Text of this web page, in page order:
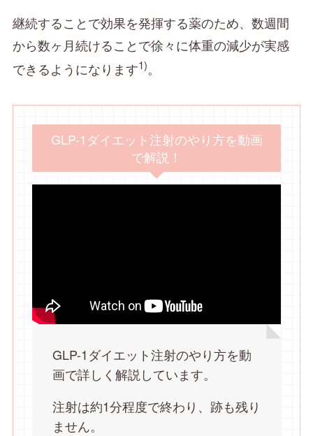
継続することで効果を発揮する薬のため、数週間
から数ヶ月続けることで徐々に体重の減少が実感
できるようになります1)。
GLP-1ダイエット注射のやり方を動画
で解説！
GLP-1ダイエット注射のやり方を動
画で詳しく解説しています。
注射は約1分程度で終わり、跡も残り
ません。